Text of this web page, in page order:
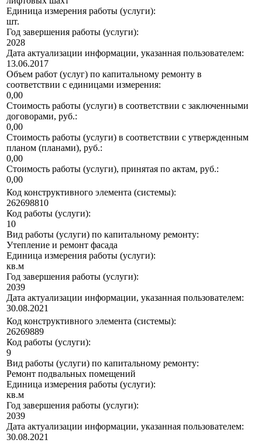
Единица измерения работы (услуги):
шт.
Год завершения работы (услуги):
2028
Дата актуализации информации, указанная пользователем:
13.06.2017
Объем работ (услуг) по капитальному ремонту в
соответствии с единицами измерения:
0,00
Стоимость работы (услуги) в соответствии с заключенными
договорами, руб.:
0,00
Стоимость работы (услуги) в соответствии с утвержденным
планом (планами), руб.:
0,00
Стоимость работы (услуги), принятая по актам, руб.:
0,00
Код конструктивного элемента (системы):
262698810
Код работы (услуги):
10
Вид работы (услуги) по капитальному ремонту:
Утепление и ремонт фасада
Единица измерения работы (услуги):
кв.м
Год завершения работы (услуги):
2039
Дата актуализации информации, указанная пользователем:
30.08.2021
Код конструктивного элемента (системы):
26269889
Код работы (услуги):
9
Вид работы (услуги) по капитальному ремонту:
Ремонт подвальных помещений
Единица измерения работы (услуги):
кв.м
Год завершения работы (услуги):
2039
Дата актуализации информации, указанная пользователем:
30.08.2021